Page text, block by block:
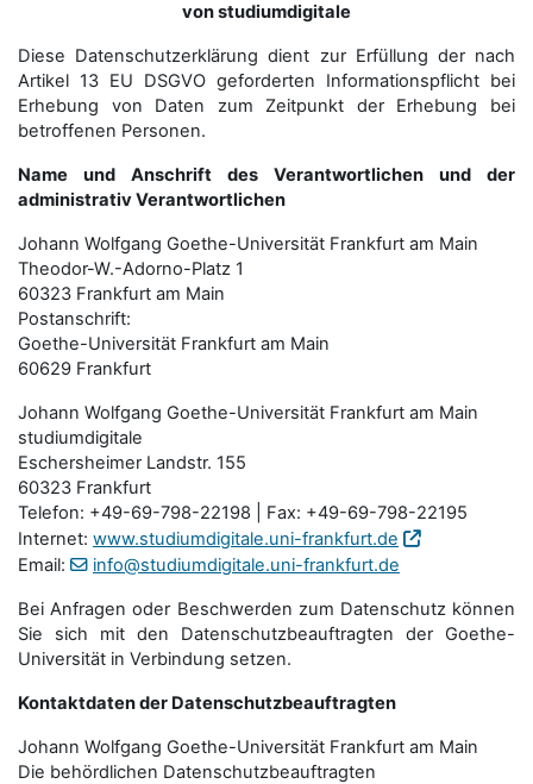
von studiumdigitale
Diese Datenschutzerklärung dient zur Erfüllung der nach
Artikel 13 EU DSGVO geforderten Informationspflicht bei
Erhebung von Daten zum Zeitpunkt der Erhebung bei
betroffenen Personen.
Name und Anschrift des Verantwortlichen und der
administrativ Verantwortlichen
Johann Wolfgang Goethe-Universität Frankfurt am Main
Theodor-W.-Adorno-Platz 1
60323 Frankfurt am Main
Postanschrift:
Goethe-Universität Frankfurt am Main
60629 Frankfurt
Johann Wolfgang Goethe-Universität Frankfurt am Main
studiumdigitale
Eschersheimer Landstr. 155
60323 Frankfurt
Telefon: +49-69-798-22198 | Fax: +49-69-798-22195
Internet: www.studiumdigitale.uni-frankfurt.de
Email:
info@studiumdigitale.uni-frankfurt.de
Bei Anfragen oder Beschwerden zum Datenschutz können
Sie sich mit den Datenschutz­beauftragten der Goethe-
Universität in Verbindung setzen.
Kontaktdaten der Datenschutzbeauftragten
Johann Wolfgang Goethe-Universität Frankfurt am Main
Die behördlichen Datenschutzbeauftragten